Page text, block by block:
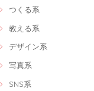
つくる系
教える系
デザイン系
写真系
SNS系